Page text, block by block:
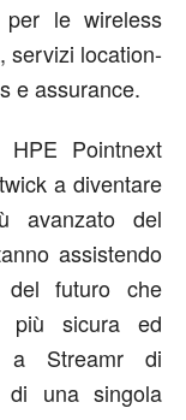
per le wireless
servizi location-
e assurance.
Pointnext
a diventare
avanzato del
assistendo
del futuro che
più sicura ed
a Streamr di
di una singola